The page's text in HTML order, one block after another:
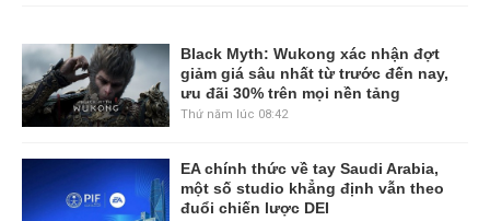
Black Myth: Wukong xác nhận đợt
giảm giá sâu nhất từ trước đến nay,
ưu đãi 30% trên mọi nền tảng
Thứ năm lúc 08:42
EA chính thức về tay Saudi Arabia,
một số studio khẳng định vẫn theo
đuổi chiến lược DEI